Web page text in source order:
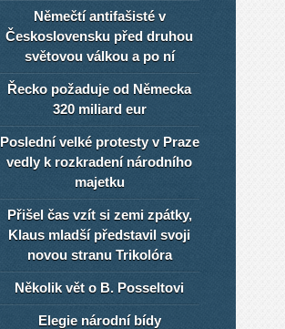
Němečtí antifašisté v
Československu před druhou
světovou válkou a po ní
Řecko požaduje od Německa
320 miliard eur
Poslední velké protesty v Praze
vedly k rozkradení národního
majetku
Přišel čas vzít si zemi zpátky,
Klaus mladší představil svoji
novou stranu Trikolóra
Několik vět o B. Posseltovi
Elegie národní bídy